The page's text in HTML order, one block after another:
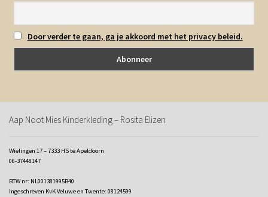
Door verder te gaan, ga je akkoord met het privacy beleid.
Aap Noot Mies Kinderkleding – Rosita Elizen
Wielingen 17 – 7333 HS te Apeldoorn
06-37448147
BTW nr: NL001381995B40
Ingeschreven KvK Veluwe en Twente: 08124599